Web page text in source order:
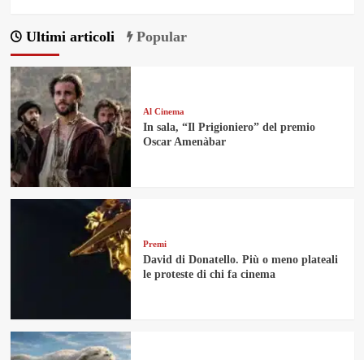
Ultimi articoli Popular
Al Cinema
In sala, “Il Prigioniero” del premio
Oscar Amenàbar
Premi
David di Donatello. Più o meno plateali
le proteste di chi fa cinema